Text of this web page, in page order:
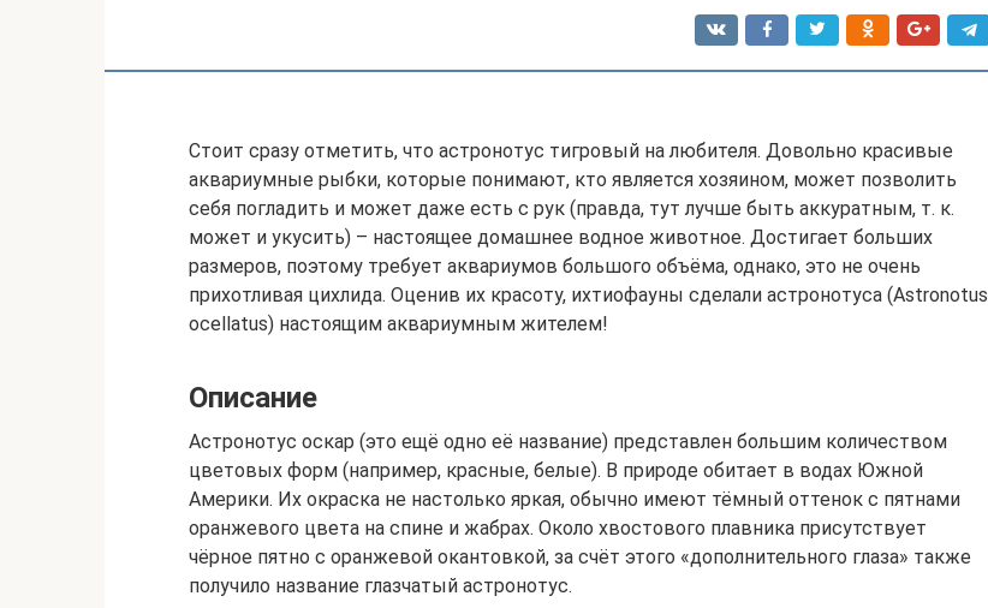
Стоит сразу отметить, что астронотус тигровый на любителя. Довольно красивые
аквариумные рыбки, которые понимают, кто является хозяином, может позволить
себя погладить и может даже есть с рук (правда, тут лучше быть аккуратным, т. к.
может и укусить) – настоящее домашнее водное животное. Достигает больших
размеров, поэтому требует аквариумов большого объёма, однако, это не очень
прихотливая цихлида. Оценив их красоту, ихтиофауны сделали астронотуса (Astronotus
ocellatus) настоящим аквариумным жителем!
Описание
Астронотус оскар (это ещё одно её название) представлен большим количеством
цветовых форм (например, красные, белые). В природе обитает в водах Южной
Америки. Их окраска не настолько яркая, обычно имеют тёмный оттенок с пятнами
оранжевого цвета на спине и жабрах. Около хвостового плавника присутствует
чёрное пятно с оранжевой окантовкой, за счёт этого «дополнительного глаза» также
получило название глазчатый астронотус.